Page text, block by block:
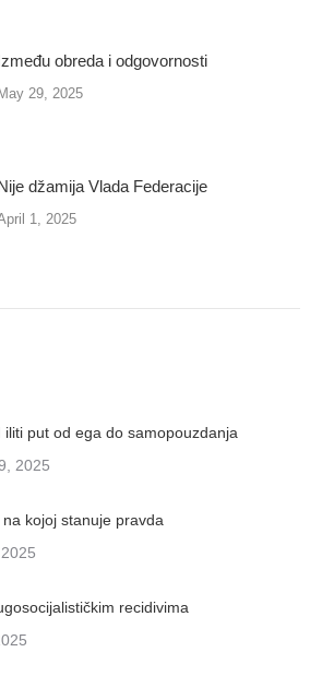
obreda i odgovornosti
May 29, 2025
džamija Vlada Federacije
1, 2025
iliti put od ega do samopouzdanja
2025
kojoj stanuje pravda
recidivima